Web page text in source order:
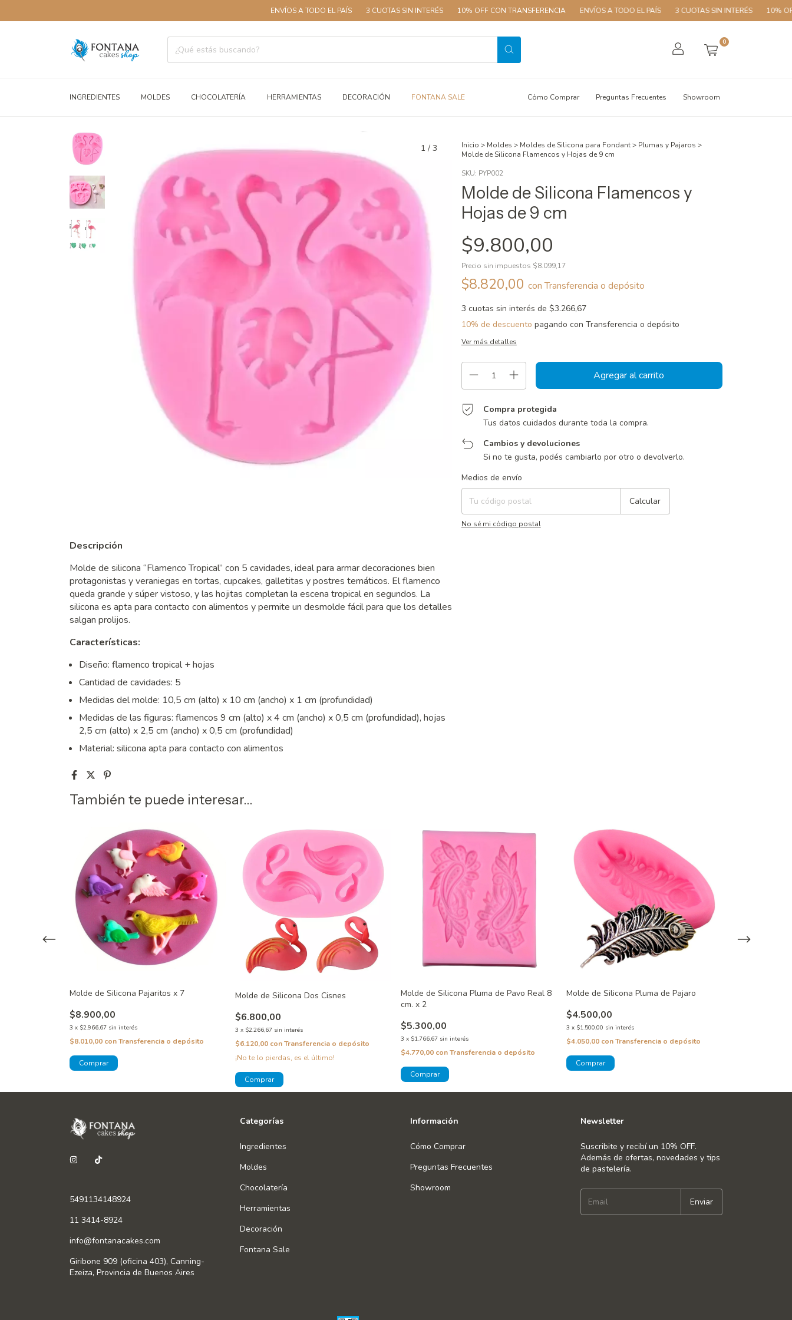
ENVÍOS A TODO EL PAÍS 3 CUOTAS SIN INTERÉS 10% OFF CON TRANSFERENCIA ENVÍOS A TODO EL PAÍS 3 CUOTAS SIN INTERÉS 10% OFF CON
0
INGREDIENTES MOLDES CHOCOLATERÍA HERRAMIENTAS DECORACIÓN FONTANA SALE Cómo Comprar Preguntas Frecuentes Showroom
1 / 3 Inicio > Moldes > Moldes de Silicona para Fondant > Plumas y Pajaros >
Molde de Silicona Flamencos y Hojas de 9 cm
SKU: PYP002
Molde de Silicona Flamencos y
Hojas de 9 cm
$9.800,00
Precio sin impuestos $8.099,17
$8.820,00 con Transferencia o depósito
3 cuotas sin interés de $3.266,67
10% de descuento pagando con Transferencia o depósito
Ver más detalles
Compra protegida
Tus datos cuidados durante toda la compra.
Cambios y devoluciones
Si no te gusta, podés cambiarlo por otro o devolverlo.
Entregas para el CP:
Medios de envío
Calcular
No sé mi código postal
Descripción
Molde de silicona “Flamenco Tropical” con 5 cavidades, ideal para armar decoraciones bien
protagonistas y veraniegas en tortas, cupcakes, galletitas y postres temáticos. El flamenco
queda grande y súper vistoso, y las hojitas completan la escena tropical en segundos. La
silicona es apta para contacto con alimentos y permite un desmolde fácil para que los detalles
salgan prolijos.
Características:
Diseño: flamenco tropical + hojas
Cantidad de cavidades: 5
Medidas del molde: 10,5 cm (alto) x 10 cm (ancho) x 1 cm (profundidad)
Medidas de las figuras: flamencos 9 cm (alto) x 4 cm (ancho) x 0,5 cm (profundidad), hojas
2,5 cm (alto) x 2,5 cm (ancho) x 0,5 cm (profundidad)
Material: silicona apta para contacto con alimentos
También te puede interesar...
Molde de Silicona Pajaritos x 7
$8.900,00
3 x $2.966,67 sin interés
$8.010,00 conTransferencia o depósito
Molde de Silicona Dos Cisnes
$6.800,00
3 x $2.266,67 sin interés
$6.120,00 conTransferencia o depósito
¡No te lo pierdas, es el último!
Molde de Silicona Pluma de Pavo Real 8
cm. x 2
$5.300,00
3 x $1.766,67 sin interés
$4.770,00 conTransferencia o depósito
Molde de Silicona Pluma de Pajaro
$4.500,00
3 x $1.500,00 sin interés
$4.050,00 conTransferencia o depósito
5491134148924
11 3414-8924
info@fontanacakes.com
Giribone 909 (oficina 403), Canning-
Ezeiza, Provincia de Buenos Aires
Categorías
Ingredientes
Moldes
Chocolatería
Herramientas
Decoración
Fontana Sale
Información
Cómo Comprar
Preguntas Frecuentes
Showroom
Newsletter
Suscribite y recibí un 10% OFF.
Además de ofertas, novedades y tips
de pastelería.